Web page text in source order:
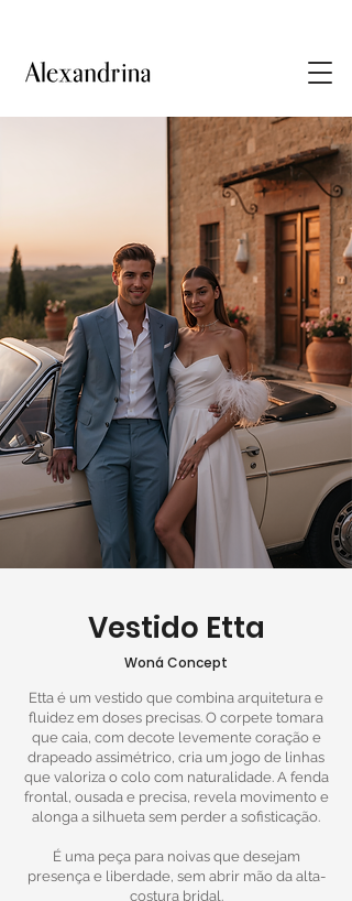
Vestido Etta
Woná Concept
Etta é um vestido que combina arquitetura e
fluidez em doses precisas. O corpete tomara
que caia, com decote levemente coração e
drapeado assimétrico, cria um jogo de linhas
que valoriza o colo com naturalidade. A fenda
frontal, ousada e precisa, revela movimento e
alonga a silhueta sem perder a sofisticação.
É uma peça para noivas que desejam
presença e liberdade, sem abrir mão da alta-
costura bridal.